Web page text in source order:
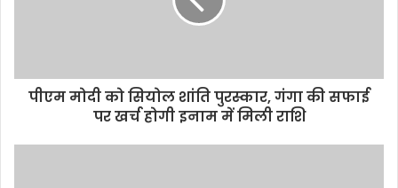
पीएम मोदी को सियोल शांति पुरस्कार, गंगा की सफाई
पर खर्च होगी इनाम में मिली राशि